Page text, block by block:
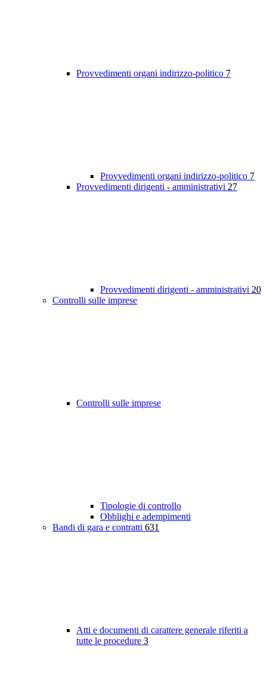
Provvedimenti organi indirizzo-politico 7
Provvedimenti organi indirizzo-politico 7
Provvedimenti dirigenti - amministrativi 27
Provvedimenti dirigenti - amministrativi 20
Controlli sulle imprese
Controlli sulle imprese
Tipologie di controllo
Obblighi e adempimenti
Bandi di gara e contratti 631
Atti e documenti di carattere generale riferiti a
tutte le procedure 3